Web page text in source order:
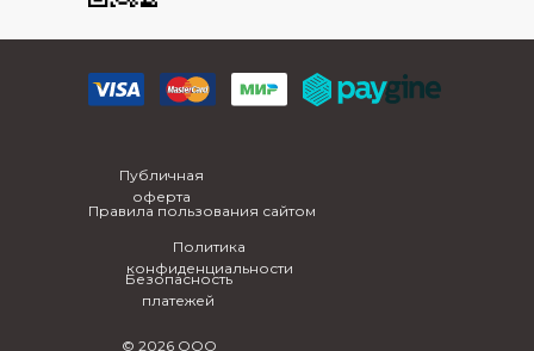
Публичная
оферта
Правила пользования сайтом
Политика
конфиденциальности
Безопасность
платежей
© 2026 ООО